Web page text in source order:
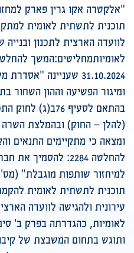
"אלקטרה אקו גרין פארק
תוכנית לתשתית לאומית
לוועדה הארצית לתכנון
31.10.2024 שעניינה
(להלן – החוק) ובהמלצת
להחלטה 2284:
תוכנית לתשתית לאומית
עירונית ולהגישה לוועדה
ותוגש בתחום המשבצת של